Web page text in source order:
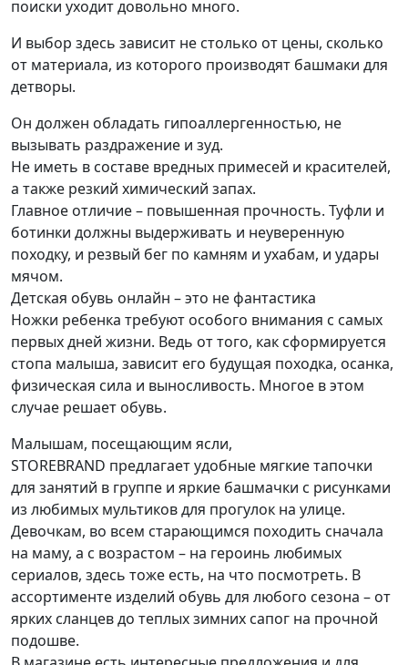
поиски уходит довольно много.
И выбор здесь зависит не столько от цены, сколько
от материала, из которого производят башмаки для
детворы.
Он должен обладать гипоаллергенностью, не
вызывать раздражение и зуд.
Не иметь в составе вредных примесей и красителей,
а также резкий химический запах.
Главное отличие – повышенная прочность. Туфли и
ботинки должны выдерживать и неуверенную
походку, и резвый бег по камням и ухабам, и удары
мячом.
Детская обувь онлайн – это не фантастика
Ножки ребенка требуют особого внимания с самых
первых дней жизни. Ведь от того, как сформируется
стопа малыша, зависит его будущая походка, осанка,
физическая сила и выносливость. Многое в этом
случае решает обувь.
Малышам, посещающим ясли,
STOREBRAND предлагает удобные мягкие тапочки
для занятий в группе и яркие башмачки с рисунками
из любимых мультиков для прогулок на улице.
Девочкам, во всем старающимся походить сначала
на маму, а с возрастом – на героинь любимых
сериалов, здесь тоже есть, на что посмотреть. В
ассортименте изделий обувь для любого сезона – от
ярких сланцев до теплых зимних сапог на прочной
подошве.